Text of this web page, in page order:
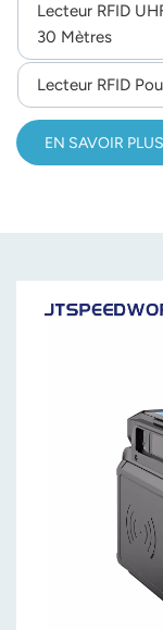
Lecteur RFID
30 Mètres
Lecteur RFID
EN SAVOIR PLUS